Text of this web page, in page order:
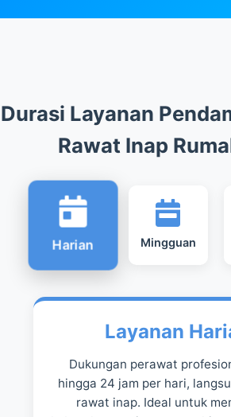
Durasi Layanan
Rawat Inap
Harian Mingguan
Layanan
Dukungan perawat
hingga 24 jam per hari,
rawat inap. Ideal untuk